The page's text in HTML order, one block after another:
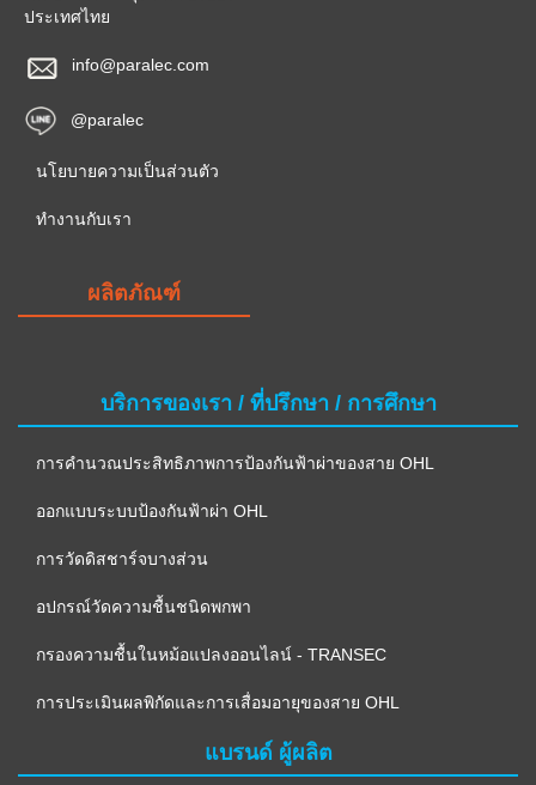
ประเทศไทย
info@paralec.com
@paralec
นโยบายความเป็นส่วนตัว
ทำงานกับเรา
ผลิตภัณฑ์
บริการของเรา / ที่ปรึกษา / การศึกษา
การคำนวณประสิทธิภาพการป้องกันฟ้าผ่าของสาย OHL
ออกแบบระบบป้องกันฟ้าผ่า OHL
การวัดดิสชาร์จบางส่วน
อปกรณ์วัดความชื้นชนิดพกพา
กรองความชื้นในหม้อแปลงออนไลน์ - TRANSEC
การประเมินผลพิกัดและการเสื่อมอายุของสาย OHL
แบรนด์ ผู้ผลิต